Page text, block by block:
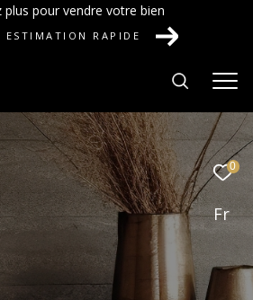
plus pour vendre votre bien
ESTIMATION RAPIDE
0
Fr